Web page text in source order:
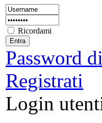
Ricordami
Password
Registrati
Login